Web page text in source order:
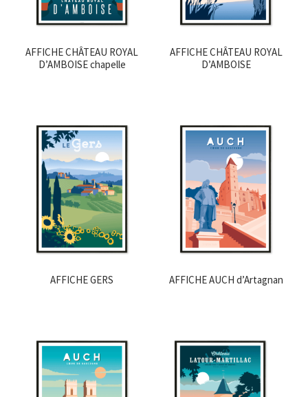
AFFICHE CHÂTEAU ROYAL
D’AMBOISE chapelle
AFFICHE CHÂTEAU ROYAL
D’AMBOISE
AFFICHE GERS AFFICHE AUCH d’Artagnan